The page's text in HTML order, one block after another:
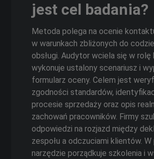
jest cel badania?
Metoda polega na ocenie
w warunkach zbliżonych do
obsługi. Audytor wciela się w rolę
wykonuje ustalony scenariusz i
formularz oceny. Celem jest
zgodności standardów,
procesie sprzedaży oraz opis
zachowań pracowników. Firmy
odpowiedzi na rozjazd między
zespołu a odczuciami klientów.
narzędzie porządkuje szkolenia i